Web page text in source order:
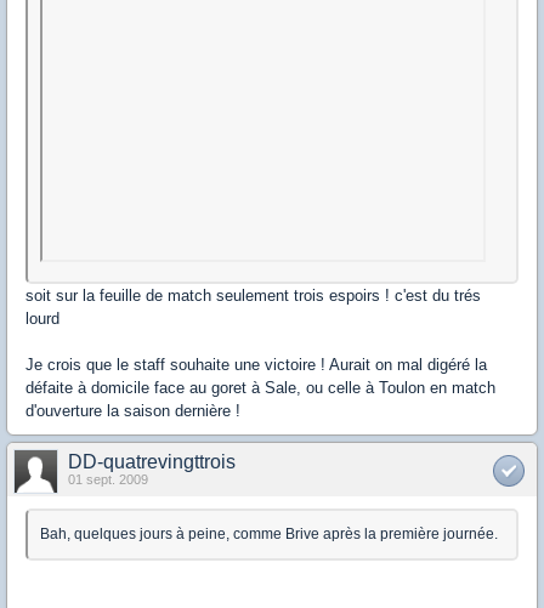
soit sur la feuille de match seulement trois espoirs ! c'est du trés
lourd
Je crois que le staff souhaite une victoire ! Aurait on mal digéré la
défaite à domicile face au goret à Sale, ou celle à Toulon en match
d'ouverture la saison dernière !
DD-quatrevingttrois
01 sept. 2009
Bah, quelques jours à peine, comme Brive après la première journée.